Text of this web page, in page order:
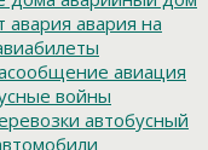
авария авария на
авиация
войны
автобусный